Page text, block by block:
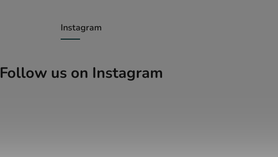
Instagram
Follow us on Instagram